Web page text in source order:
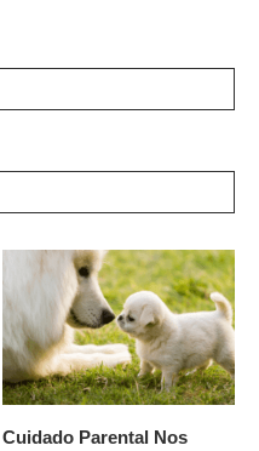
Cuidado Parental Nos